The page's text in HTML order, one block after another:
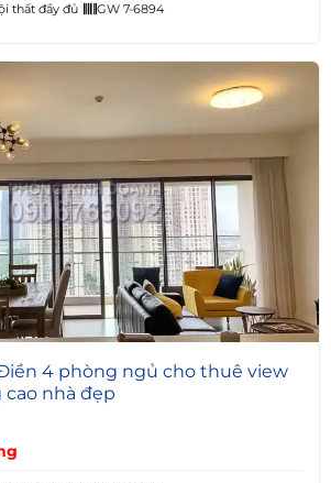
thất đầy đủ GW 7-6894
4 phòng ngủ cho thuê view
cao nhà đẹp